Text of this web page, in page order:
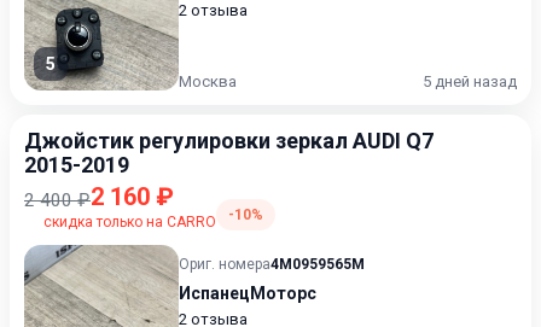
5
2 отзыва
Москва 5 дней назад
Джойстик регулировки зеркал AUDI Q7
2015-2019
2 400 ₽2 160 ₽
скидка только на CARRO -10%
Ориг. номера4M0959565M
ИспанецМоторс
2 отзыва